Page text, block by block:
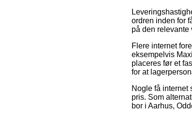
ordren inden for
på den relevante
Flere internet
eksempelvis
placeres før et
for at
Nogle få internet
pris. Som
bor i Aarhus,